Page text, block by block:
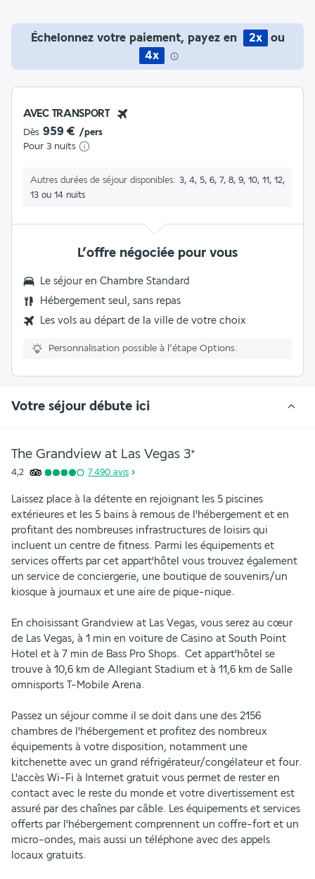
Échelonnez votre paiement, payez en 2x
ou
4x
AVEC TRANSPORT
Dès 959 € /pers
Pour 3 nuits
Autres durées de séjour disponibles
3, 4, 5, 6, 7, 8, 9, 10, 11, 12,
13 ou 14 nuits
L’offre négociée pour vous
Le séjour en Chambre Standard
Hébergement seul, sans repas
Les vols au départ de la ville de votre choix
Personnalisation possible à l’étape Options.
Votre séjour débute ici
The Grandview at Las Vegas 3*
4,2 7 490 avis
Laissez place à la détente en rejoignant les 5 piscines
extérieures et les 5 bains à remous de l'hébergement et en
profitant des nombreuses infrastructures de loisirs qui
incluent un centre de fitness. Parmi les équipements et
services offerts par cet appart'hôtel vous trouvez également
un service de conciergerie, une boutique de souvenirs/un
kiosque à journaux et une aire de pique-nique.
En choisissant Grandview at Las Vegas, vous serez au cœur
de Las Vegas, à 1 min en voiture de Casino at South Point
Hotel et à 7 min de Bass Pro Shops.  Cet appart'hôtel se
trouve à 10,6 km de Allegiant Stadium et à 11,6 km de Salle
omnisports T-Mobile Arena.
Passez un séjour comme il se doit dans une des 2156
chambres de l'hébergement et profitez des nombreux
équipements à votre disposition, notamment une
kitchenette avec un grand réfrigérateur/congélateur et four.
L'accès Wi-Fi à Internet gratuit vous permet de rester en
contact avec le reste du monde et votre divertissement est
assuré par des chaînes par câble. Les équipements et services
offerts par l'hébergement comprennent un coffre-fort et un
micro-ondes, mais aussi un téléphone avec des appels
locaux gratuits.